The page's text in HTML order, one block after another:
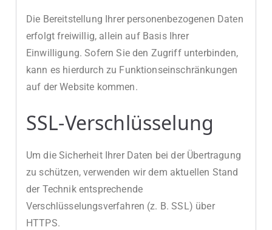
Die Bereitstellung Ihrer personenbezogenen Daten
erfolgt freiwillig, allein auf Basis Ihrer
Einwilligung. Sofern Sie den Zugriff unterbinden,
kann es hierdurch zu Funktionseinschränkungen
auf der Website kommen.
SSL-Verschlüsselung
Um die Sicherheit Ihrer Daten bei der Übertragung
zu schützen, verwenden wir dem aktuellen Stand
der Technik entsprechende
Verschlüsselungsverfahren (z. B. SSL) über
HTTPS.